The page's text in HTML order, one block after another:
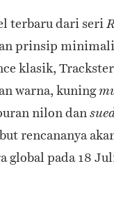
terbaru dari seri
prinsip
klasik,
warna, kuning
nilon dan
rencananya
global pada 18